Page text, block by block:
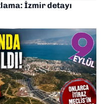
İzmir detayı